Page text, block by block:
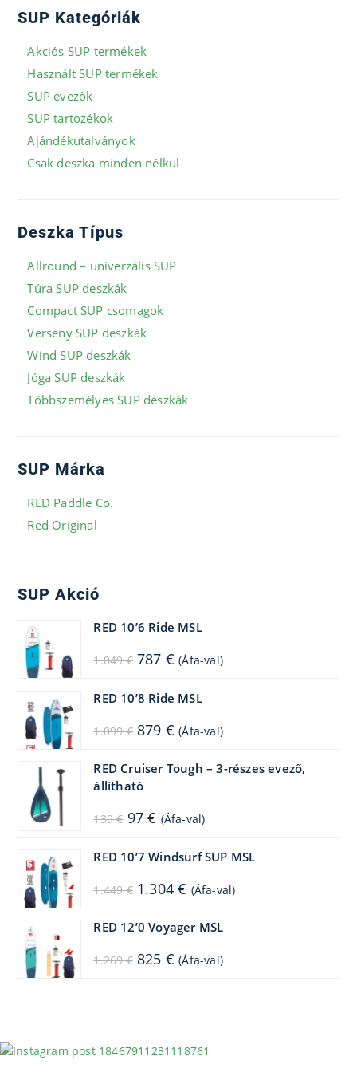
SUP Kategóriák
Akciós SUP termékek
Használt SUP termékek
SUP evezők
SUP tartozékok
Ajándékutalványok
Csak deszka minden nélkül
Deszka Típus
Allround – univerzális SUP
Túra SUP deszkák
Compact SUP csomagok
Verseny SUP deszkák
Wind SUP deszkák
Jóga SUP deszkák
Többszemélyes SUP deszkák
SUP Márka
RED Paddle Co.
Red Original
SUP Akció
RED 10’6 Ride MSL
1.049€ Original
price
1.049 €.
787 € Current
price
(Áfa-val)
RED 10’8 Ride MSL
1.099€ Original
price
1.099 €.
879 € Current
price
879 €.
(Áfa-val)
RED Cruiser Tough – 3-részes evező,
állítható
139€ Original
price
97€ Current
price
97 €.
(Áfa-val)
RED 10’7 Windsurf SUP MSL
1.449€ Original
price
1.304€ Current
price
(Áfa-val)
RED 12’0 Voyager MSL
1.269€ Original
price
825 € Current
price
(Áfa-val)